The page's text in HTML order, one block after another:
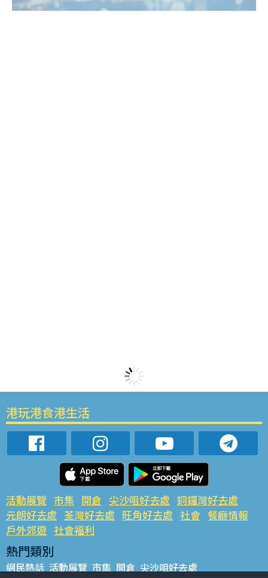
港玩港食港生活
活動展覽 市集 開倉 尖沙咀好去處 銅鑼灣好去處
元朗好去處 荃灣好去處 旺角好去處 社會 餐廳情報
戶外郊遊 社會福利
熱門類別
網民熱話 活動展覽 市集 開倉 尖沙咀好去處